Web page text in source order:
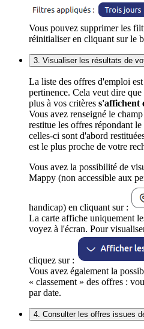
Vous pouvez supprimer les
réinitialiser en cliquant sur le
3. Visualiser les résultats de
La liste des offres d'emploi
pertinence. Cela veut dire
plus à vos critères s'affichent
Vous avez renseigné le
restitue les offres répondant
celles-ci sont d'abord
est le plus proche de votre
Vous avez la possibilité de
Mappy (non accessible aux
handicap) en cliquant sur :
La carte affiche uniquement
voyez à l'écran. Pour
cliquez sur :
Vous avez également la
« classement » des offres :
par date.
4. Consulter les offres issues